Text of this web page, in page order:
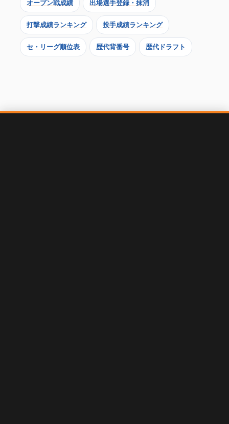
オープン戦成績 出場選手登録・抹消
打撃成績ランキング 投手成績ランキング
セ・リーグ順位表 歴代背番号 歴代ドラフト